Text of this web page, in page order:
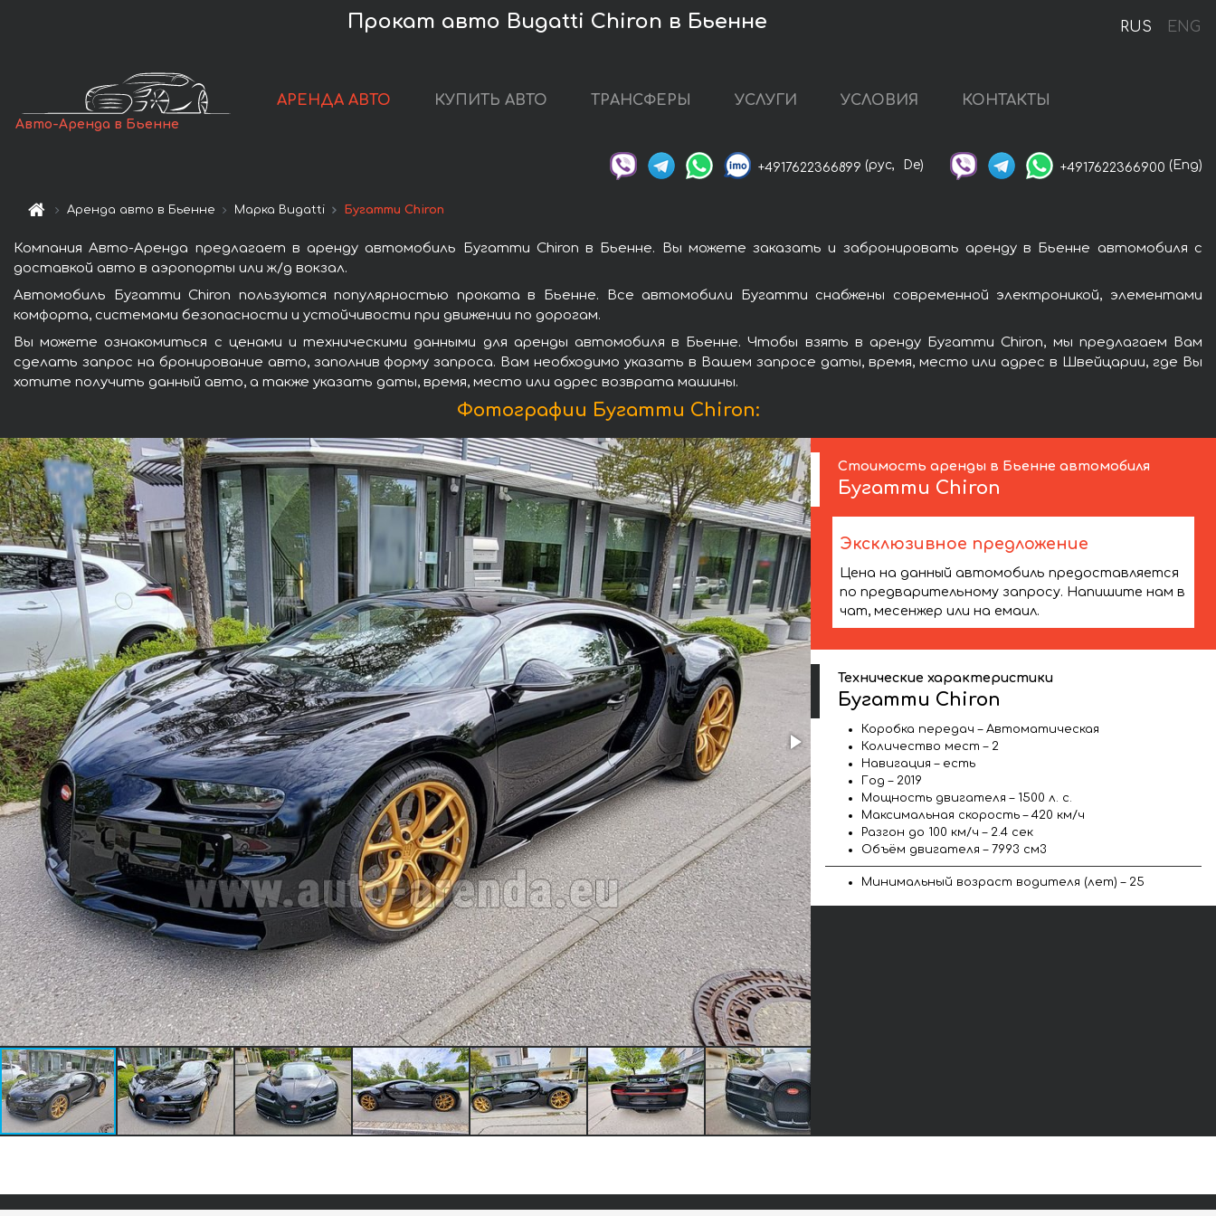
RUS ENG
Прокат авто Bugatti Chiron в Бьенне
Авто-Аренда в Бьенне
АРЕНДА АВТО КУПИТЬ АВТО ТРАНСФЕРЫ УСЛУГИ УСЛОВИЯ КОНТАКТЫ
+4917622366899 (рус, De) +4917622366900 (Eng)
Аренда авто в Бьенне Марка Bugatti Бугатти Chiron
Компания Авто-Аренда предлагает в аренду автомобиль Бугатти Chiron в Бьенне. Вы можете заказать и забронировать аренду в Бьенне автомобиля с
доставкой авто в аэропорты или ж/д вокзал.
Автомобиль Бугатти Chiron пользуются популярностью проката в Бьенне. Все автомобили Бугатти снабжены современной электроникой, элементами
комфорта, системами безопасности и устойчивости при движении по дорогам.
Вы можете ознакомиться с ценами и техническими данными для аренды автомобиля в Бьенне. Чтобы взять в аренду Бугатти Chiron, мы предлагаем Вам
сделать запрос на бронирование авто, заполнив форму запроса. Вам необходимо указать в Вашем запросе даты, время, место или адрес в Швейцарии, где Вы
хотите получить данный авто, а также указать даты, время, место или адрес возврата машины.
Фотографии Бугатти Chiron:
Стоимость аренды в Бьенне автомобиля
Бугатти Chiron
Эксклюзивное предложение
Цена на данный автомобиль предоставляется
по предварительному запросу. Напишите нам в
чат, месенжер или на емаил.
Технические характеристики
Бугатти Chiron
Коробка передач – Автоматическая
Количество мест – 2
Навигация – есть
Год – 2019
Мощность двигателя – 1500 л. с.
Максимальная скорость – 420 км/ч
Разгон до 100 км/ч – 2.4 сек
Объём двигателя – 7993 см3
Минимальный возраст водителя (лет) – 25